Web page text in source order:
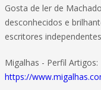
Gosta de ler de
desconhecidos e
escritores
Migalhas - Perfil Artigos:
https://